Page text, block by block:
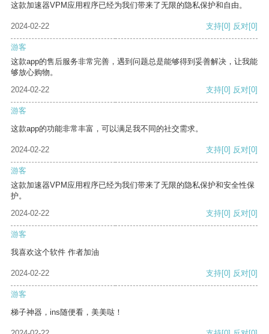
这款加速器VPM应用程序已经为我们带来了无限的隐私保护和自由。
2024-02-22 支持[0] 反对[0]
游客
这款app的售后服务非常完善，遇到问题总是能够得到妥善解决，让我能
够放心购物。
2024-02-22
支持[0] 反对[0]
游客
这款app的功能非常丰富，可以满足我不同的社交需求。
2024-02-22 支持[0] 反对[0]
游客
这款加速器VPM应用程序已经为我们带来了无限的隐私保护和安全性保
护。
2024-02-22
支持[0] 反对[0]
游客
我喜欢这个软件 作者加油
2024-02-22 支持[0] 反对[0]
游客
梯子神器，ins随便看，美美哒！